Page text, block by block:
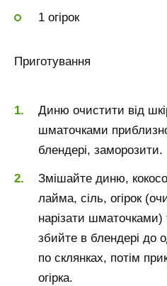
1 огірок
Приготування
Диню очистити від
шматочками
блендері, заморозити.
Змішайте диню,
лайма, сіль, огірок
нарізати шматочками)
збийте в блендері до
по склянках, потім
огірка.